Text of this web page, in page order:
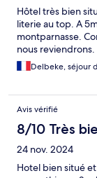
Hôtel très bien
literie au top. A
montparnasse.
nous reviendrons.
Delbeke, séjour
Avis vérifié
8/10 Très
24 nov. 2024
Hotel bien situé